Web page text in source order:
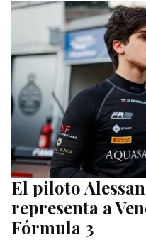
los DDHH de la ONU en
El piloto
representa a
Fórmula 3